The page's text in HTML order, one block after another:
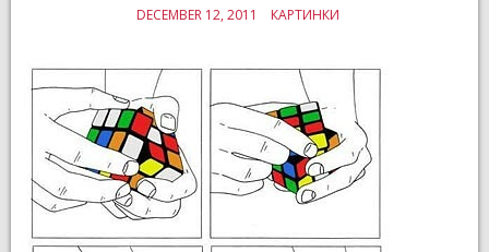
DECEMBER 12, 2011 КАРТИНКИ